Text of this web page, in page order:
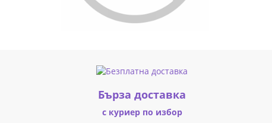
Бърза доставка
с куриер по избор